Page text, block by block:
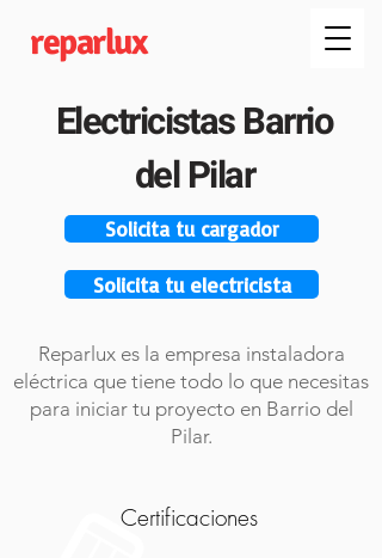
reparlux
Electricistas Barrio
del Pilar
Solicita tu cargador
Solicita tu electricista
Reparlux es la empresa instaladora
eléctrica que tiene todo lo que necesitas
para iniciar tu proyecto en Barrio del
Pilar.
Certificaciones